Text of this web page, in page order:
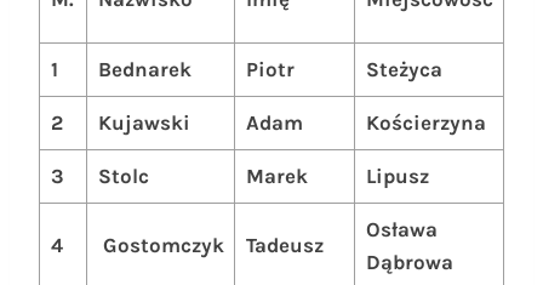
1 Bednarek Piotr Steżyca
2 Kujawski Adam Kościerzyna
3 Stolc Marek Lipusz
4 Gostomczyk Tadeusz
Osława
Dąbrowa